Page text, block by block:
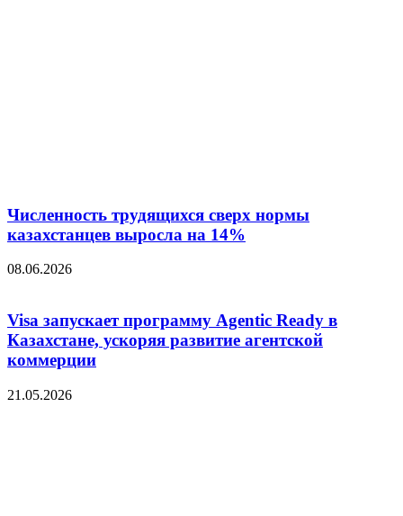
Численность трудящихся сверх нормы
казахстанцев выросла на 14%
08.06.2026
Visa запускает программу Agentic Ready в
Казахстане, ускоряя развитие агентской
коммерции
21.05.2026